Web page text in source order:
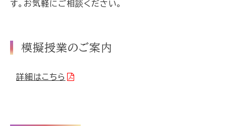
す。お気軽にご相談ください。
模擬授業のご案内
詳細はこちら